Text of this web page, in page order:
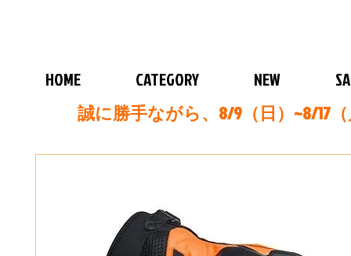
HOME CATEGORY NEW
誠に勝手ながら、8/9（日）~8/17